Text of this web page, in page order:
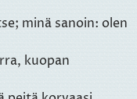
minä sanoin: olen
kuopan